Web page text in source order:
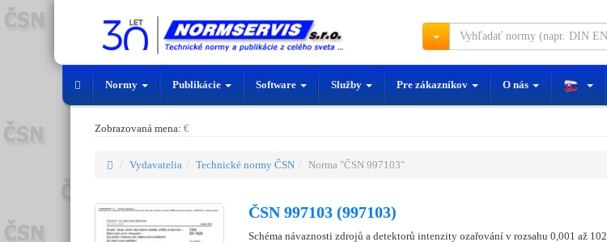
Normy Publikácie Software Služby Pre zákazníkov O nás
Zobrazovaná mena: €
Vydavatelia Technické normy ČSN Norma "ČSN 997103"
ČSN 997103 (997103)
Schéma návaznosti zdrojů a detektorů intenzity ozařování v rozsahu 0,001 až 102